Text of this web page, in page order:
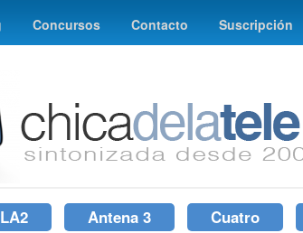
Concursos Contacto Suscripción
LA2 Antena 3 Cuatro